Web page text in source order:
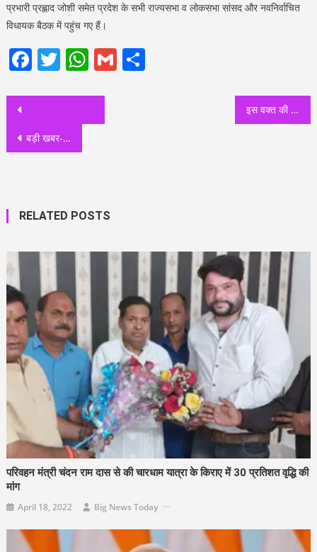
प्रभारी प्रह्लाद जोशी समेत प्रदेश के सभी राज्यसभा व लोकसभा सांसद और नवनिर्वाचित
विधायक बैठक में पहुंच गए हैं।
Facebook
Twitter
WhatsApp
GmailShare
Post
navigation
बड़ी खबर-: इनको बनाया गया उत्तराखंड का नया सीएम
इस वक्त की सबसे बड़ी खबर: पुष्कर सिंह धामी को उत्तराखंड का नया मुख्यमंत्री बनाया गया
RELATED POSTS
परिवहन मंत्री चंदन राम दास से की चारधाम यात्रा के किराए में 30 प्रतिशत वृद्धि की
मांग
April 18, 2022 Big News Today